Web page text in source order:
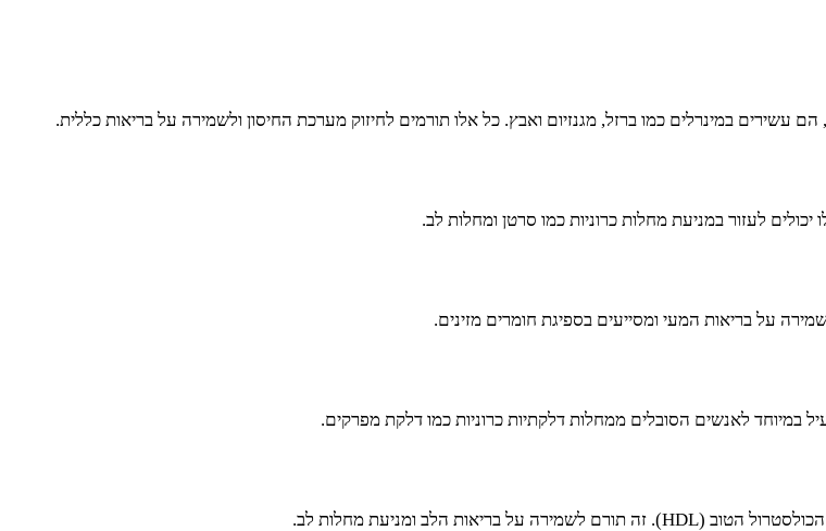
לעזור במניעת מחלות כרוניות כמו סרטן ומחלות לב.
על בריאות המעי ומסייעים בספיגת חומרים מזינים.
במיוחד לאנשים הסובלים ממחלות דלקתיות כרוניות כמו דלקת מפרקים.